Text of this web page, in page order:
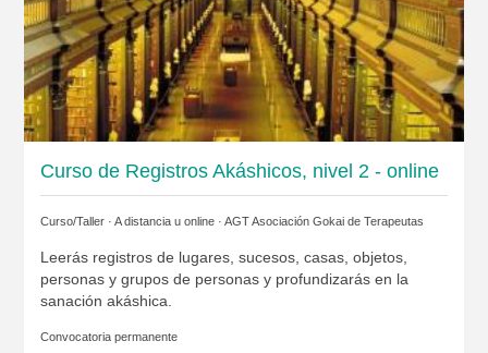
Curso de Registros Akáshicos, nivel 2 - online
Curso/Taller · A distancia u online · AGT Asociación Gokai de Terapeutas
Leerás registros de lugares, sucesos, casas, objetos,
personas y grupos de personas y profundizarás en la
sanación akáshica.
Convocatoria permanente